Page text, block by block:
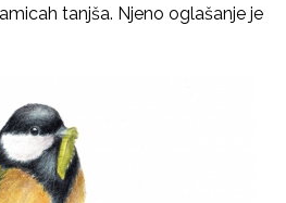
tanjša. Njeno oglašanje je